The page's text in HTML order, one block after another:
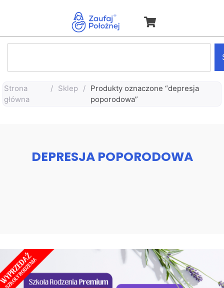
Strona
główna
/ Sklep / Produkty oznaczone “depresja
poporodowa”
DEPRESJA POPORODOWA